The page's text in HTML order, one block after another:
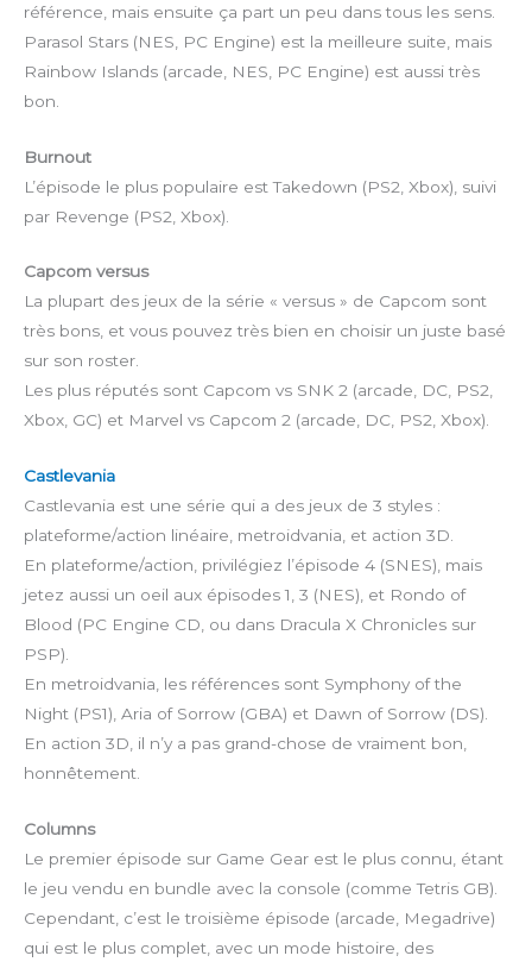
référence, mais ensuite ça part un peu dans tous les sens.
Parasol Stars (NES, PC Engine) est la meilleure suite, mais
Rainbow Islands (arcade, NES, PC Engine) est aussi très
bon.
Burnout
L’épisode le plus populaire est Takedown (PS2, Xbox), suivi
par Revenge (PS2, Xbox).
Capcom versus
La plupart des jeux de la série « versus » de Capcom sont
très bons, et vous pouvez très bien en choisir un juste basé
sur son roster.
Les plus réputés sont Capcom vs SNK 2 (arcade, DC, PS2,
Xbox, GC) et Marvel vs Capcom 2 (arcade, DC, PS2, Xbox).
Castlevania
Castlevania est une série qui a des jeux de 3 styles :
plateforme/action linéaire, metroidvania, et action 3D.
En plateforme/action, privilégiez l’épisode 4 (SNES), mais
jetez aussi un oeil aux épisodes 1, 3 (NES), et Rondo of
Blood (PC Engine CD, ou dans Dracula X Chronicles sur
PSP).
En metroidvania, les références sont Symphony of the
Night (PS1), Aria of Sorrow (GBA) et Dawn of Sorrow (DS).
En action 3D, il n’y a pas grand-chose de vraiment bon,
honnêtement.
Columns
Le premier épisode sur Game Gear est le plus connu, étant
le jeu vendu en bundle avec la console (comme Tetris GB).
Cependant, c’est le troisième épisode (arcade, Megadrive)
qui est le plus complet, avec un mode histoire, des